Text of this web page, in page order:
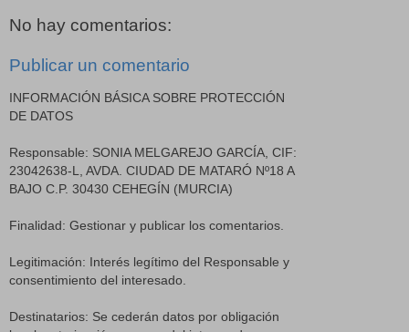
No hay comentarios:
Publicar un comentario
INFORMACIÓN BÁSICA SOBRE PROTECCIÓN
DE DATOS
Responsable: SONIA MELGAREJO GARCÍA, CIF:
23042638-L, AVDA. CIUDAD DE MATARÓ Nº18 A
BAJO C.P. 30430 CEHEGÍN (MURCIA)
Finalidad: Gestionar y publicar los comentarios.
Legitimación: Interés legítimo del Responsable y
consentimiento del interesado.
Destinatarios: Se cederán datos por obligación